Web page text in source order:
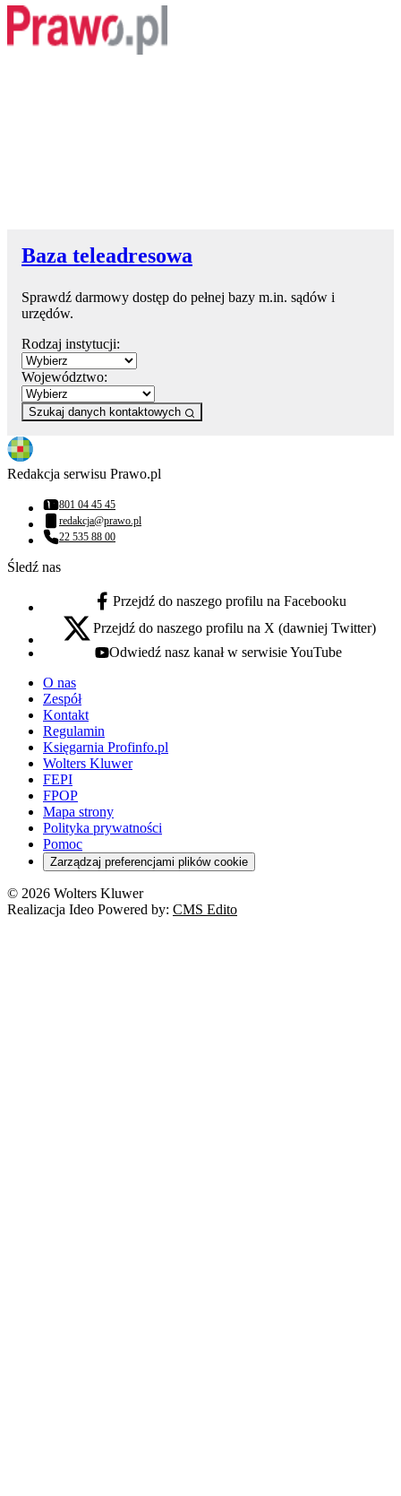
Baza teleadresowa
Sprawdź darmowy dostęp do pełnej bazy m.in. sądów i
urzędów.
Rodzaj instytucji:
Województwo:
Szukaj danych kontaktowych
Redakcja serwisu Prawo.pl
Numer telefonu:
801 04 45 45
Adres email:
redakcja@prawo.pl
Numer telefonu:
22 535 88 00
Śledź nas
facebook - otwiera się w nowej karcie
Przejdź do naszego profilu na Facebooku
x - otwiera się w nowej karcie
Przejdź do naszego profilu na X (dawniej Twitter)
youtube - otwiera się w nowej karcie
Odwiedź nasz kanał w serwisie YouTube
O nas
Zespół
Kontakt
Regulamin
Księgarnia Profinfo.pl
Wolters Kluwer
FEPI
FPOP
Mapa strony
Polityka prywatności
Pomoc
Zarządzaj preferencjami plików cookie
© 2026 Wolters Kluwer
Realizacja Ideo Powered by: CMS Edito